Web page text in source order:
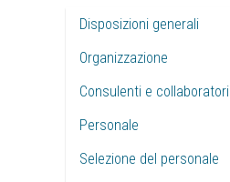
Disposizioni generali
Organizzazione
Consulenti e collaboratori
Personale
Selezione del personale